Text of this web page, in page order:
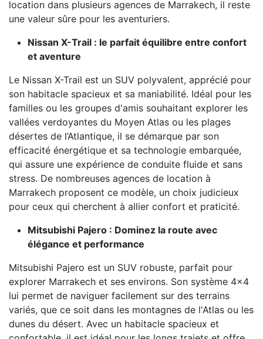
location dans plusieurs agences de Marrakech, il reste
une valeur sûre pour les aventuriers.
Nissan X-Trail : le parfait équilibre entre confort
et aventure
Le Nissan X-Trail est un SUV polyvalent, apprécié pour
son habitacle spacieux et sa maniabilité. Idéal pour les
familles ou les groupes d'amis souhaitant explorer les
vallées verdoyantes du Moyen Atlas ou les plages
désertes de l’Atlantique, il se démarque par son
efficacité énergétique et sa technologie embarquée,
qui assure une expérience de conduite fluide et sans
stress. De nombreuses agences de location à
Marrakech proposent ce modèle, un choix judicieux
pour ceux qui cherchent à allier confort et praticité.
Mitsubishi Pajero : Dominez la route avec
élégance et performance
Mitsubishi Pajero est un SUV robuste, parfait pour
explorer Marrakech et ses environs. Son système 4x4
lui permet de naviguer facilement sur des terrains
variés, que ce soit dans les montagnes de l'Atlas ou les
dunes du désert. Avec un habitacle spacieux et